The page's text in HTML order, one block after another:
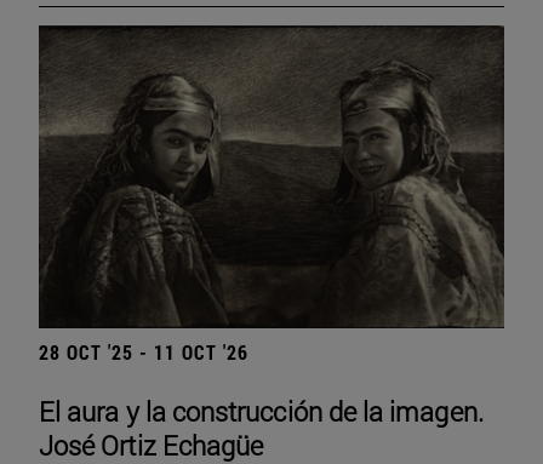
28 OCT '25 - 11 OCT '26
El aura y la construcción de la imagen.
José Ortiz Echagüe